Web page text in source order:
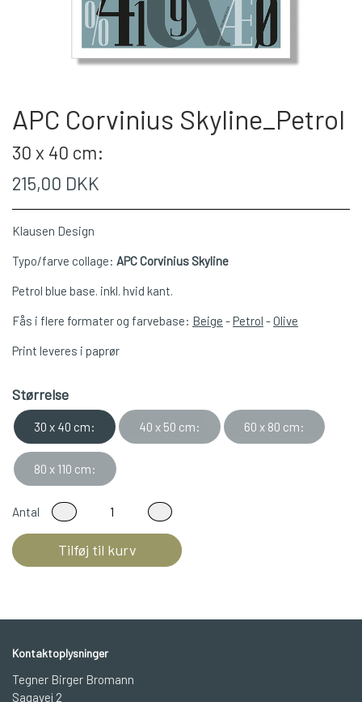
APC Corvinius Skyline_Petrol
30 x 40 cm:
215,00 DKK
Klausen Design
Typo/farve collage: APC Corvinius Skyline
Petrol blue base. inkl. hvid kant.
Fås i flere formater og farvebase: Beige -Petrol -Olive
Print leveres i paprør
Størrelse
30 x 40 cm: 40 x 50 cm: 60 x 80 cm:
80 x 110 cm:
Antal
Tilføj til kurv
Kontaktoplysninger
Tegner Birger Bromann
Sagavej 2